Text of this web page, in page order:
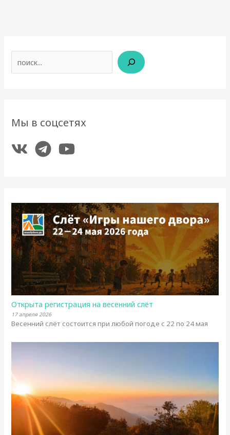
Мы в соцсетях
Открыта регистрация на весенний слёт
17 апреля 2026
Весенний слёт состоится при любой погоде с 22 по 24 мая